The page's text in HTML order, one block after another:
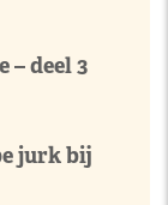
– deel 3
jurk bij